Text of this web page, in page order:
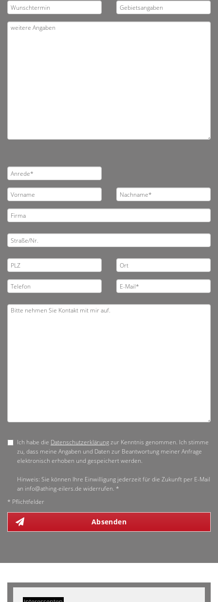
Ich habe die Datenschutzerklärungzur Kenntnis genommen. Ich stimme
zu, dass meine Angaben und Daten zur Beantwortung meiner Anfrage
elektronisch erhoben und gespeichert werden.
Hinweis: Sie können Ihre Einwilligung jederzeit für die Zukunft per E-Mail
an info@athing-eilers.de widerrufen. *
* Pflichtfelder
Absenden